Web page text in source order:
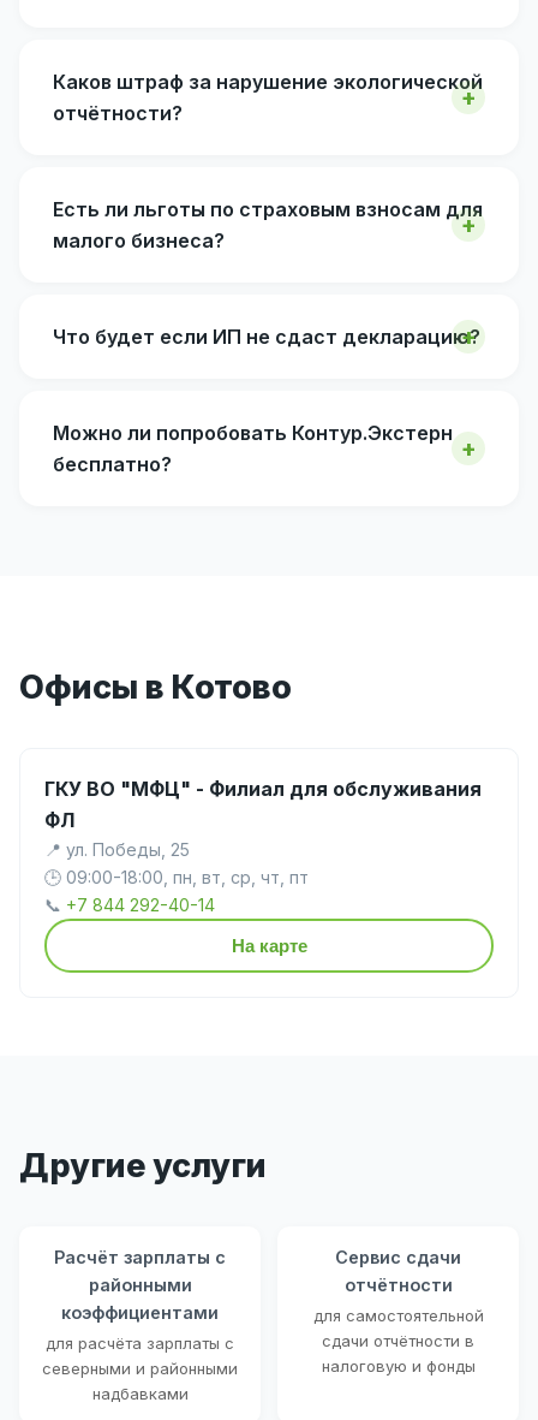
Каков штраф за нарушение экологической
отчётности?
Есть ли льготы по страховым взносам для
малого бизнеса?
Что будет если ИП не сдаст декларацию?
Можно ли попробовать Контур.Экстерн
бесплатно?
Офисы в Котово
ГКУ ВО "МФЦ" - Филиал для обслуживания
ФЛ
📍 ул. Победы, 25
🕒 09:00-18:00, пн, вт, ср, чт, пт
📞 +7 844 292-40-14
На карте
Другие услуги
Расчёт зарплаты с
районными
коэффициентами
для расчёта зарплаты с
северными и районными
надбавками
Сервис сдачи
отчётности
для самостоятельной
сдачи отчётности в
налоговую и фонды